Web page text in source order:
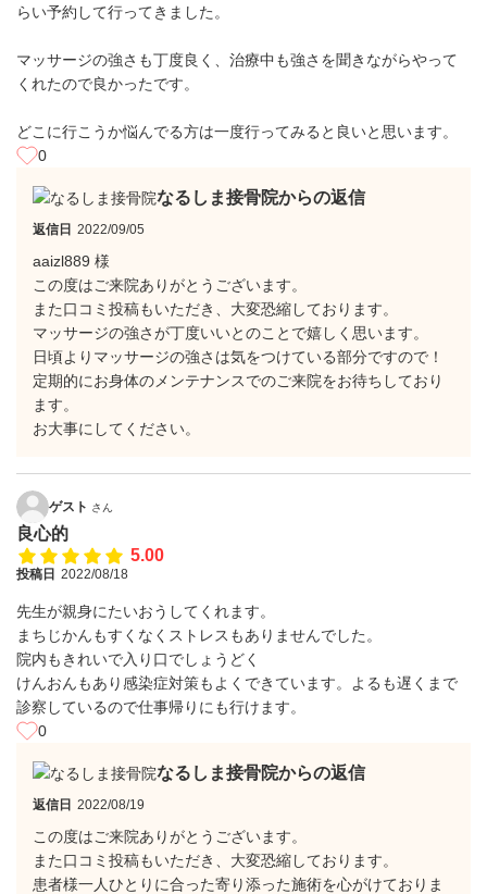
らい予約して行ってきました。
マッサージの強さも丁度良く、治療中も強さを聞きながらやって
くれたので良かったです。
どこに行こうか悩んでる方は一度行ってみると良いと思います。
0
なるしま接骨院からの返信
返信日 2022/09/05
aaizl889 様
この度はご来院ありがとうございます。
また口コミ投稿もいただき、大変恐縮しております。
マッサージの強さが丁度いいとのことで嬉しく思います。
日頃よりマッサージの強さは気をつけている部分ですので！
定期的にお身体のメンテナンスでのご来院をお待ちしており
ます。
お大事にしてください。
ゲスト さん
良心的
5.00
投稿日 2022/08/18
先生が親身にたいおうしてくれます。
まちじかんもすくなくストレスもありませんでした。
院内もきれいで入り口でしょうどく
けんおんもあり感染症対策もよくできています。よるも遅くまで
診察しているので仕事帰りにも行けます。
0
なるしま接骨院からの返信
返信日 2022/08/19
この度はご来院ありがとうございます。
また口コミ投稿もいただき、大変恐縮しております。
患者様一人ひとりに合った寄り添った施術を心がけておりま